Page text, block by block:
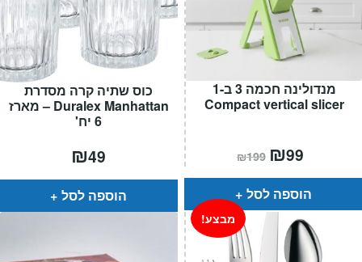
כוס שתיה קרה מסדרת
Duralex Manhattan – מארז
6 יח'
₪49
הוספה לסל
מנדולינה חכמה 3 ב-1
Compact vertical slicer
₪199 המחיר
המקורי
היה:
₪199.
₪99
הוא:
הוספה לסל
מבצע!